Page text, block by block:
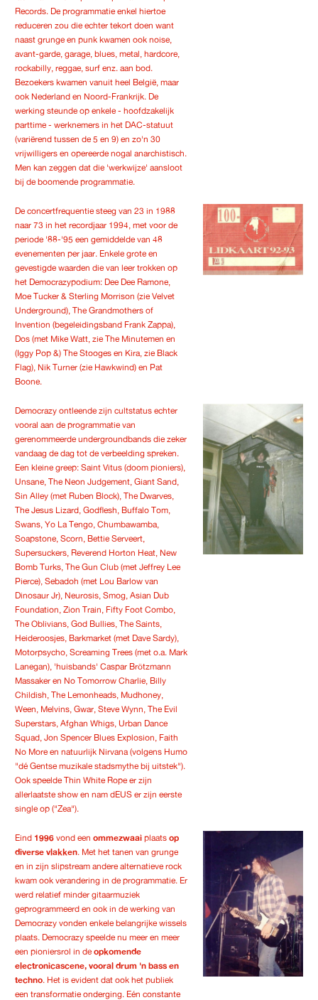
Records. De programmatie enkel hiertoe
reduceren zou die echter tekort doen want
naast grunge en punk kwamen ook noise,
avant-garde, garage, blues, metal, hardcore,
rockabilly, reggae, surf enz. aan bod.
Bezoekers kwamen vanuit heel België, maar
ook Nederland en Noord-Frankrijk. De
werking steunde op enkele - hoofdzakelijk
parttime - werknemers in het DAC-statuut
(variërend tussen de 5 en 9) en zo'n 30
vrijwilligers en opereerde nogal anarchistisch.
Men kan zeggen dat die 'werkwijze' aansloot
bij de boomende programmatie.
De concertfrequentie steeg van 23 in 1988
naar 73 in het recordjaar 1994, met voor de
periode '88-'95 een gemiddelde van 48
evenementen per jaar. Enkele grote en
gevestigde waarden die van leer trokken op
het Democrazypodium: Dee Dee Ramone,
Moe Tucker & Sterling Morrison (zie Velvet
Underground), The Grandmothers of
Invention (begeleidingsband Frank Zappa),
Dos (met Mike Watt, zie The Minutemen en
(Iggy Pop &) The Stooges en Kira, zie Black
Flag), Nik Turner (zie Hawkwind) en Pat
Boone.
Democrazy ontleende zijn cultstatus echter
vooral aan de programmatie van
gerenommeerde undergroundbands die zeker
vandaag de dag tot de verbeelding spreken.
Een kleine greep: Saint Vitus (doom pioniers),
Unsane, The Neon Judgement, Giant Sand,
Sin Alley (met Ruben Block), The Dwarves,
The Jesus Lizard, Godflesh, Buffalo Tom,
Swans, Yo La Tengo, Chumbawamba,
Soapstone, Scorn, Bettie Serveert,
Supersuckers, Reverend Horton Heat, New
Bomb Turks, The Gun Club (met Jeffrey Lee
Pierce), Sebadoh (met Lou Barlow van
Dinosaur Jr), Neurosis, Smog, Asian Dub
Foundation, Zion Train, Fifty Foot Combo,
The Oblivians, God Bullies, The Saints,
Heideroosjes, Barkmarket (met Dave Sardy),
Motorpsycho, Screaming Trees (met o.a. Mark
Lanegan), 'huisbands' Caspar Brötzmann
Massaker en No Tomorrow Charlie, Billy
Childish, The Lemonheads, Mudhoney,
Ween, Melvins, Gwar, Steve Wynn, The Evil
Superstars, Afghan Whigs, Urban Dance
Squad, Jon Spencer Blues Explosion, Faith
No More en natuurlijk Nirvana (volgens Humo
"dé Gentse muzikale stadsmythe bij uitstek").
Ook speelde Thin White Rope er zijn
allerlaatste show en nam dEUS er zijn eerste
single op ("Zea").
Eind 1996vond een ommezwaai plaatsop
diverse vlakken. Met het tanen van grunge
en in zijn slipstream andere alternatieve rock
kwam ook verandering in de programmatie. Er
werd relatief minder gitaarmuziek
geprogrammeerd en ook in de werking van
Democrazy vonden enkele belangrijke wissels
plaats. Democrazy speelde nu meer en meer
een pioniersrol in deopkomende
electronicascene, vooral drum 'n bass en
techno. Het is evident dat ook het publiek
een transformatie onderging. Eén constante